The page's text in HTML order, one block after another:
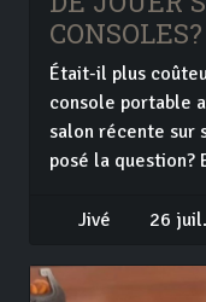
CONSOLES?
Était-il plus
console portable
salon récente sur
posé la question?
Jivé 26 juil.